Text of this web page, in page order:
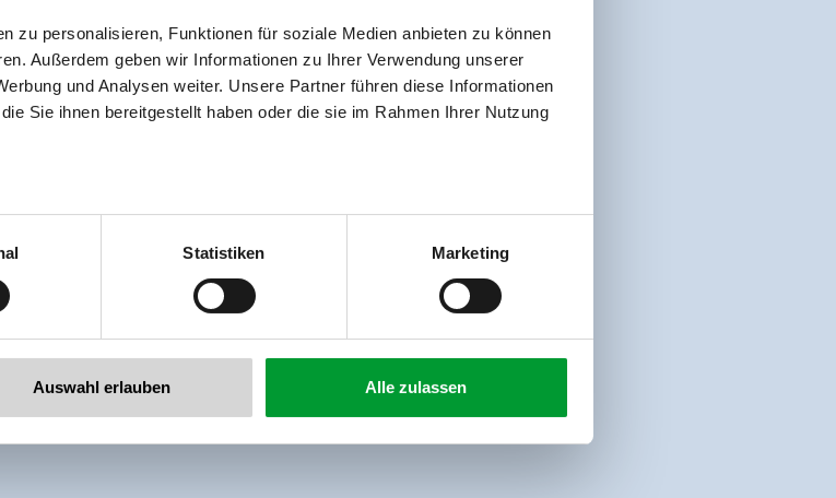
zu personalisieren, Funktionen für soziale Medien anbieten zu können
Außerdem geben wir Informationen zu Ihrer Verwendung unserer
und Analysen weiter. Unsere Partner führen diese Informationen
Sie ihnen bereitgestellt haben oder die sie im Rahmen Ihrer Nutzung
Statistiken Marketing
Auswahl erlauben Alle zulassen